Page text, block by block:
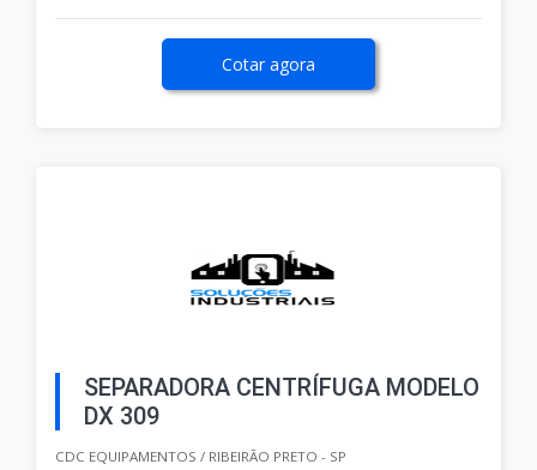
Cotar agora
SEPARADORA CENTRÍFUGA MODELO
DX 309
CDC EQUIPAMENTOS / RIBEIRÃO PRETO - SP